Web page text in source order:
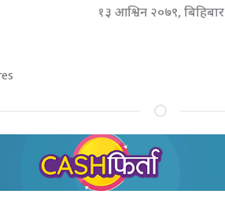
१३ आश्विन २०७९, बिहिबार